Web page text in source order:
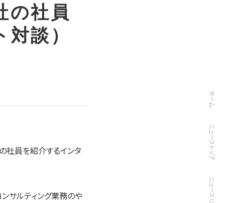
の社員
談）
ホーム
ニューストップ
社員を紹介するインタ
サルティング業務のや